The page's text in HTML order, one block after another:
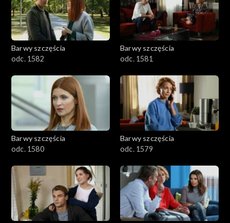
Barwy szczęścia
odc. 1582
Barwy szczęścia
odc. 1581
Barwy szczęścia
odc. 1580
Barwy szczęścia
odc. 1579